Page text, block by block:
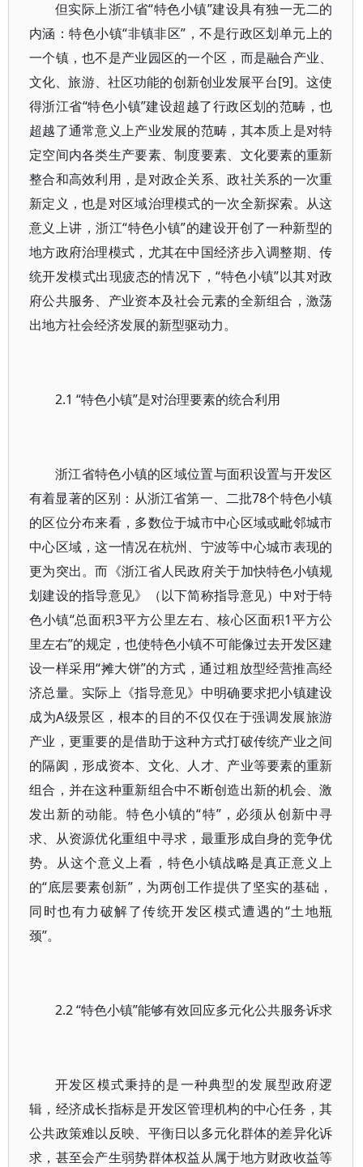
但实际上浙江省“特色小镇”建设具有独一无二的
内涵：特色小镇“非镇非区”，不是行政区划单元上的
一个镇，也不是产业园区的一个区，而是融合产业、
文化、旅游、社区功能的创新创业发展平台[9]。这使
得浙江省“特色小镇”建设超越了行政区划的范畴，也
超越了通常意义上产业发展的范畴，其本质上是对特
定空间内各类生产要素、制度要素、文化要素的重新
整合和高效利用，是对政企关系、政社关系的一次重
新定义，也是对区域治理模式的一次全新探索。从这
意义上讲，浙江“特色小镇”的建设开创了一种新型的
地方政府治理模式，尤其在中国经济步入调整期、传
统开发模式出现疲态的情况下，“特色小镇”以其对政
府公共服务、产业资本及社会元素的全新组合，激荡
出地方社会经济发展的新型驱动力。
2.1 “特色小镇”是对治理要素的统合利用
浙江省特色小镇的区域位置与面积设置与开发区
有着显著的区别：从浙江省第一、二批78个特色小镇
的区位分布来看，多数位于城市中心区域或毗邻城市
中心区域，这一情况在杭州、宁波等中心城市表现的
更为突出。而《浙江省人民政府关于加快特色小镇规
划建设的指导意见》（以下简称指导意见）中对于特
色小镇“总面积3平方公里左右、核心区面积1平方公
里左右”的规定，也使特色小镇不可能像过去开发区建
设一样采用“摊大饼”的方式，通过粗放型经营推高经
济总量。实际上《指导意见》中明确要求把小镇建设
成为A级景区，根本的目的不仅仅在于强调发展旅游
产业，更重要的是借助于这种方式打破传统产业之间
的隔阂，形成资本、文化、人才、产业等要素的重新
组合，并在这种重新组合中不断创造出新的机会、激
发出新的动能。特色小镇的“特”，必须从创新中寻
求、从资源优化重组中寻求，最重形成自身的竞争优
势。从这个意义上看，特色小镇战略是真正意义上
的“底层要素创新”，为两创工作提供了坚实的基础，
同时也有力破解了传统开发区模式遭遇的“土地瓶
颈”。
2.2 “特色小镇”能够有效回应多元化公共服务诉求
开发区模式秉持的是一种典型的发展型政府逻
辑，经济成长指标是开发区管理机构的中心任务，其
公共政策难以反映、平衡日以多元化群体的差异化诉
求，甚至会产生弱势群体权益从属于地方财政收益等